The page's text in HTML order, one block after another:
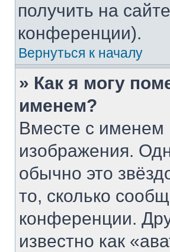
получить на
конференции).
Вернуться к началу
» Как я могу
именем?
Вместе с именем
изображения.
обычно это
то, сколько
конференции.
известно как